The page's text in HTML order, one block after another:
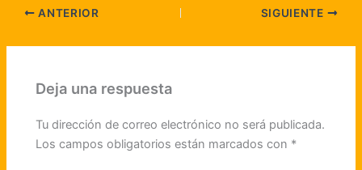
ANTERIOR SIGUIENTE
Deja una respuesta
Tu dirección de correo electrónico no será publicada.
Los campos obligatorios están marcados con *